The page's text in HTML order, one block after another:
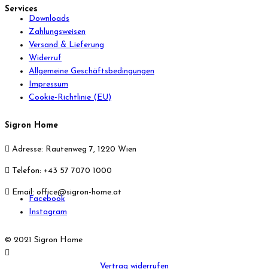
Services
Downloads
Zahlungsweisen
Versand & Lieferung
Widerruf
Allgemeine Geschäftsbedingungen
Impressum
Cookie-Richtlinie (EU)
Sigron Home
Adresse: Rautenweg 7, 1220 Wien
Telefon: +43 57 7070 1000
Email: office@sigron-home.at
Facebook
Instagram
© 2021 Sigron Home
Vertrag widerrufen